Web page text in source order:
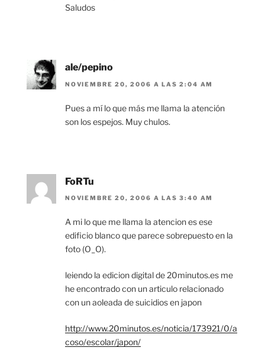
Saludos
ale/pepino
NOVIEMBRE 20, 2006 A LAS 2:04 AM
Pues a mí lo que más me llama la atención
son los espejos. Muy chulos.
FoRTu
NOVIEMBRE 20, 2006 A LAS 3:40 AM
A mi lo que me llama la atencion es ese
edificio blanco que parece sobrepuesto en la
foto (O_O).
leiendo la edicion digital de 20minutos.es me
he encontrado con un articulo relacionado
con un aoleada de suicidios en japon
http://www.20minutos.es/noticia/173921/0/a
coso/escolar/japon/